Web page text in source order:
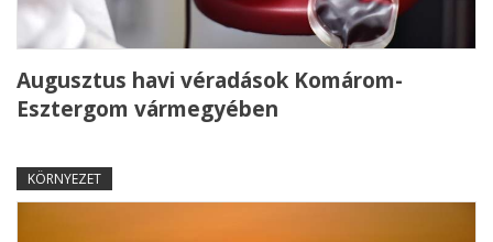
Augusztus havi véradások Komárom-
Esztergom vármegyében
KÖRNYEZET